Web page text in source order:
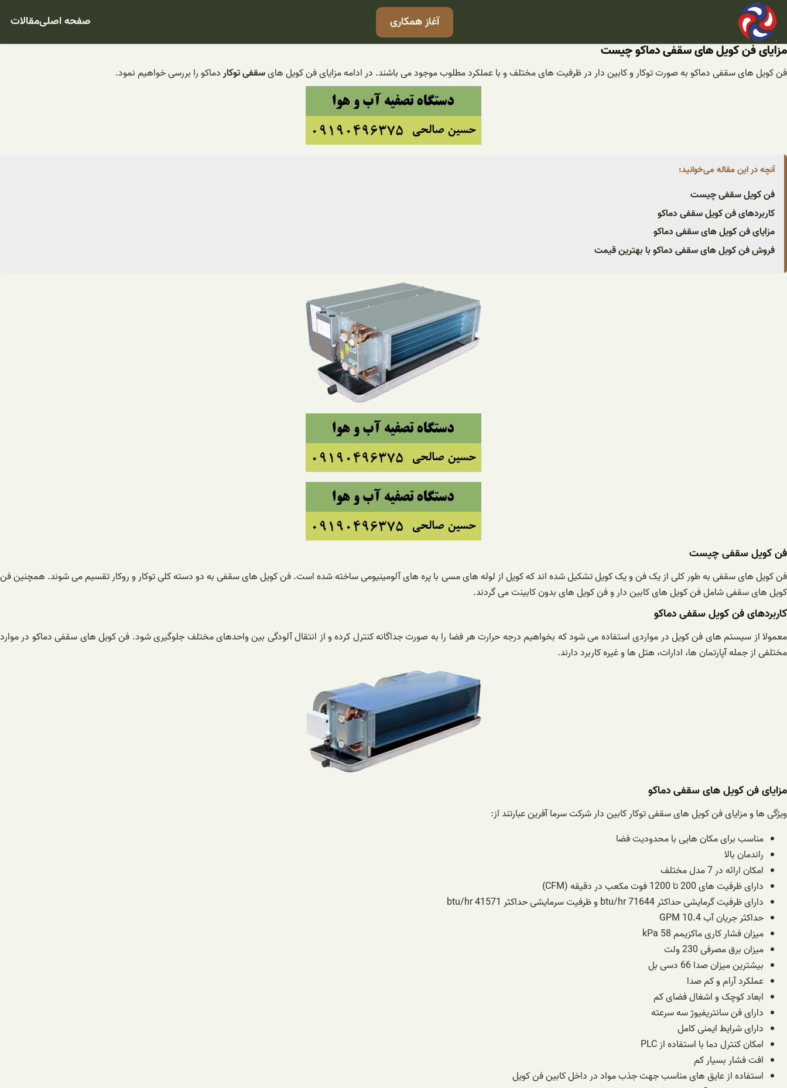
رفتن
محتوا
آغاز همکاری صفحه اصلیمقالات
مزایای فن کویل های سقفی دماکو چیست
فن کویل های سقفی دماکو به صورت توکار و کابین دار در ظرفیت های مختلف و با عملکرد مطلوب موجود می باشند. در ادامه مزایای فن کویل هایسقفی توکاردماکو را بررسی خواهیم نمود.
آنچه در این مقاله می‌خوانید:
فن کویل سقفی چیست
کاربردهای فن کویل سقفی دماکو
مزایای فن کویل های سقفی دماکو
فروش فن کویل های سقفی دماکو با بهترین قیمت
فن کویل سقفی چیست
فن کویل های سقفی به طور کلی از یک فن و یک کویل تشکیل شده اند که کویل از لوله های مسی با پره های آلومینیومی ساخته شده است. فن کویل های سقفی به دو دسته کلی توکار و روکار تقسیم می شوند. همچنین فن
کویل های سقفی شامل فن کویل های کابین دار و فن کویل های بدون کابینت می گردند.
کاربردهای فن کویل سقفی دماکو
معمولا از سیستم های فن کویل در مواردی استفاده می شود که بخواهیم درجه حرارت هر فضا را به صورت جداگانه کنترل کرده و از انتقال آلودگی بین واحدهای مختلف جلوگیری شود. فن کویل های سقفی دماکو در موارد
مختلفی از جمله آپارتمان ها، ادارات، هتل ها و غیره کاربرد دارند.
مزایای فن کویل های سقفی دماکو
ویژگی ها و مزایای فن کویل های سقفی توکار کابین دار شرکت سرما آفرین عبارتند از:
مناسب برای مکان هایی با محدودیت فضا
راندمان بالا
امکان ارائه در 7 مدل مختلف
دارای ظرفیت های 200 تا 1200 فوت مکعب در دقیقه (CFM)
دارای ظرفیت گرمایشی حداکثر 71644 btu/hr و ظرفیت سرمایشی حداکثر 41571 btu/hr
حداکثر جریان آب 10.4 GPM
میزان فشار کاری ماکزیمم 58 kPa
میزان برق مصرفی 230 ولت
بیشترین میزان صدا 66 دسی بل
عملکرد آرام و کم صدا
ابعاد کوچک و اشغال فضای کم
دارای فن سانتریفیوژ سه سرعته
دارای شرایط ایمنی کامل
امکان کنترل دما با استفاده از PLC
افت فشار بسیار کم
استفاده از عایق های مناسب جهت جذب مواد در داخل کابین فن کویل